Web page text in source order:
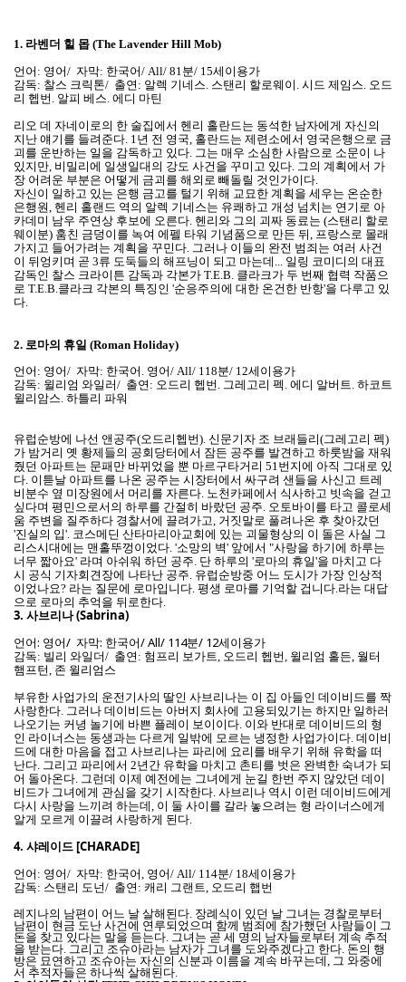
1. 라벤더 힐 몹 (The Lavender Hill Mob)
언어: 영어/ 자막: 한국어/ All/ 81분/ 15세이용가
감독: 찰스 크릭톤/ 출연: 알렉 기네스. 스탠리 할로웨이. 시드 제임스. 오드
리 헵번. 알피 베스. 에디 마틴
리오 데 자네이로의 한 술집에서 헨리 홀란드는 동석한 남자에게 자신의
지난 얘기를 들려준다. 1년 전 영국, 홀란드는 제련소에서 영국은행으로 금
괴를 운반하는 일을 감독하고 있다. 그는 매우 소심한 사람으로 소문이 나
있지만, 비밀리에 일생일대의 강도 사건을 꾸미고 있다. 그의 계획에서 가
장 어려운 부분은 어떻게 금괴를 해외로 빼돌릴 것인가이다.
자신이 일하고 있는 은행 금고를 털기 위해 교묘한 계획을 세우는 온순한
은행원, 헨리 홀랜드 역의 알렉 기네스는 유쾌하고 개성 넘치는 연기로 아
카데미 남우 주연상 후보에 오른다. 헨리와 그의 괴짜 동료는 (스탠리 할로
웨이분) 훔친 금덩이를 녹여 에펠 타워 기념품으로 만든 뒤, 프랑스로 몰래
가지고 들어가려는 계획을 꾸민다. 그러나 이들의 완전 범죄는 여러 사건
이 뒤엉키며 곧 3류 도둑들의 해프닝이 되고 마는데... 일링 코미디의 대표
감독인 찰스 크라이튼 감독과 각본가 T.E.B. 클라크가 두 번째 협력 작품으
로 T.E.B.클라크 각본의 특징인 '순응주의에 대한 온건한 반항'을 다루고 있
다.
2. 로마의 휴일 (Roman Holiday)
언어: 영어/ 자막: 한국어. 영어/ All/ 118분/ 12세이용가
감독: 윌리엄 와일러/ 출연: 오드리 헵번. 그레고리 펙. 에디 알버트. 하코트
윌리암스. 하틀리 파워
유럽순방에 나선 앤공주(오드리헵번). 신문기자 조 브래들리(그레고리 펙)
가 밤거리 옛 황제들의 공회당터에서 잠든 공주를 발견하고 하룻밤을 재워
줬던 아파트는 문패만 바뀌었을 뿐 마르구타거리 51번지에 아직 그대로 있
다. 이튿날 아파트를 나온 공주는 시장터에서 싸구려 샌들을 사신고 트레
비분수 옆 미장원에서 머리를 자른다. 노천카페에서 식사하고 빗속을 걷고
싶다며 평민으로서의 하루를 간절히 바랐던 공주. 오토바이를 타고 콜로세
움 주변을 질주하다 경찰서에 끌려가고, 거짓말로 풀려나온 후 찾아갔던
'진실의 입'. 코스메딘 산타마리아교회에 있는 괴물형상의 이 돌은 사실 그
리스시대에는 맨홀뚜껑이었다. '소망의 벽' 앞에서 "사랑을 하기에 하루는
너무 짧아요' 라며 아쉬워 하던 공주. 단 하루의 '로마의 휴일'을 마치고 다
시 공식 기자회견장에 나타난 공주. 유럽순방중 어느 도시가 가장 인상적
이었나요? 라는 질문에 로마입니다. 평생 로마를 기억할 겁니다.라는 대답
으로 로마의 추억을 뒤로한다.
3. 사브리나 (Sabrina)
언어: 영어/ 자막: 한국어/ All/ 114분/ 12세이용가
감독: 빌리 와일더/ 출연: 험프리 보가트, 오드리 헵번, 윌리엄 홀든, 월터
햄프턴, 존 윌리엄스
부유한 사업가의 운전기사의 딸인 사브리나는 이 집 아들인 데이비드를 짝
사랑한다. 그러나 데이비드는 아버지 회사에 고용되있기는 하지만 일하러
나오기는 커녕 놀기에 바쁜 플레이 보이이다. 이와 반대로 데이비드의 형
인 라이너스는 동생과는 다르게 일밖에 모르는 냉정한 사업가이다. 데이비
드에 대한 마음을 접고 사브리나는 파리에 요리를 배우기 위해 유학을 떠
난다. 그리고 파리에서 2년간 유학을 마치고 촌티를 벗은 완벽한 숙녀가 되
어 돌아온다. 그런데 이제 예전에는 그녀에게 눈길 한번 주지 않았던 데이
비드가 그녀에게 관심을 갖기 시작한다. 사브리나 역시 이런 데이비드에게
다시 사랑을 느끼려 하는데, 이 둘 사이를 갈라 놓으려는 형 라이너스에게
알게 모르게 이끌려 사랑하게 된다.
4. 샤레이드 [CHARADE]
언어: 영어/ 자막: 한국어, 영어/ All/ 114분/ 18세이용가
감독: 스탠리 도넌/ 출연: 캐리 그랜트, 오드리 햅번
레지나의 남편이 어느 날 살해된다. 장례식이 있던 날 그녀는 경찰로부터
남편이 현금 도난 사건에 연루되었으며 함께 범죄에 참가했던 사람들이 그
돈을 찾고 있다는 말을 듣는다. 그녀는 곧 세 명의 남자들로부터 계속 추적
을 받는다. 그리고 조슈아라는 남자가 그녀를 도와주겠다고 한다. 돈의 행
방은 묘연하고 조슈아는 자신의 신분과 이름을 계속 바꾸는데, 그 와중에
서 추적자들은 하나씩 살해된다.